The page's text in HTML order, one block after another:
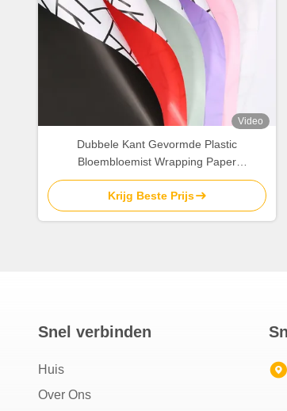
Video
Dubbele Kant Gevormde Plastic
Bloembloemist Wrapping Paper
58cm*58cm
Krijg Beste Prijs
Snel verbinden
Huis
Over Ons